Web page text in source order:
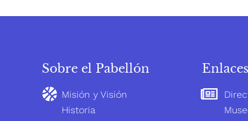
Sobre el Pabellón
Misión y Visión
Historia